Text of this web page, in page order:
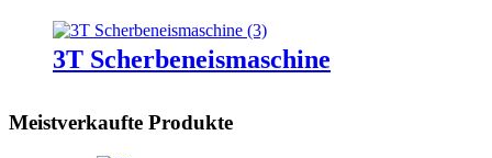
3T Scherbeneismaschine
Meistverkaufte Produkte